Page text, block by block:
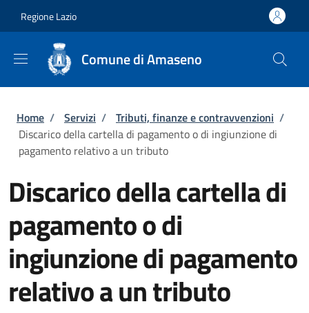
Regione Lazio
Comune di Amaseno
Briciole di pane
Home / Servizi / Tributi, finanze e contravvenzioni /
Discarico della cartella di pagamento o di ingiunzione di
pagamento relativo a un tributo
Discarico della cartella di
pagamento o di
ingiunzione di pagamento
relativo a un tributo